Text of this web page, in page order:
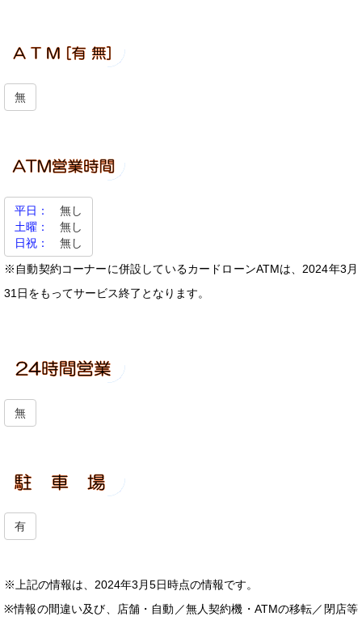
無
平日：
無し
土曜：
無し
日祝：
無し
※自動契約コーナーに併設しているカードローンATMは、2024年3月
31日をもってサービス終了となります。
無
有
※上記の情報は、2024年3月5日時点の情報です。
※情報の間違い及び、店舗・自動／無人契約機・ATMの移転／閉店等